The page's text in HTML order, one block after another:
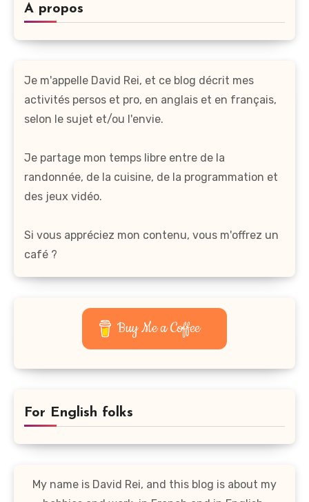
A propos
Je m'appelle David Rei, et ce blog décrit mes
activités persos et pro, en anglais et en français,
selon le sujet et/ou l'envie.
Je partage mon temps libre entre de la
randonnée, de la cuisine, de la programmation et
des jeux vidéo.
Si vous appréciez mon contenu, vous m'offrez un
café ?
Buy Me a Coffee
For English folks
My name is David Rei, and this blog is about my